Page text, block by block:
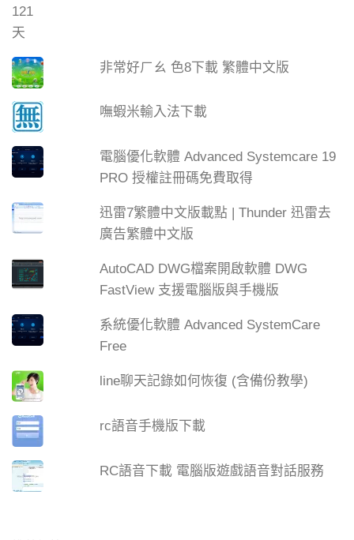
非常好ㄏㄠ 色8下載 繁體中文版
嘸蝦米輸入法下載
電腦優化軟體 Advanced Systemcare 19
PRO 授權註冊碼免費取得
迅雷7繁體中文版載點 | Thunder 迅雷去
廣告繁體中文版
AutoCAD DWG檔案開啟軟體 DWG
FastView 支援電腦版與手機版
系統優化軟體 Advanced SystemCare
Free
line聊天記錄如何恢復 (含備份教學)
rc語音手機版下載
RC語音下載 電腦版遊戲語音對話服務